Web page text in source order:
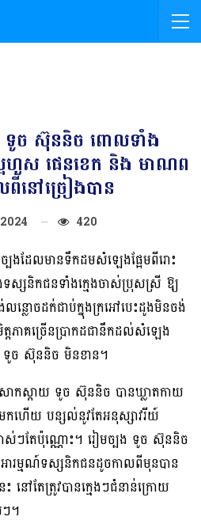
ទូច ស៊ុននិច ពោលទាំង
ហួស ផេនខេក និង មាណព
ពីនៅច្រៀងបាន
2024 420
បងដែលមានទឹកដមសំឡេងផ្អែមពីរោះ
ស្សនិកជនទាំងក្មេងចាស់ប្រុសស្រី ឱ្យ
ន្លោចដក់ជាប់ក្នុងក្រអៅបេះដូងមិនចង់
តភាគច្រើនប្រាកដជានឹកដល់សំឡេង
ទូច ស៊ុននិច មិនខាន។
កស្ដាយ ទូច ស៊ុននិច បានឃ្លាតកាយ
មកហើយ បន្សល់នូវតែអនុស្សាវរីយ៍
ស់ៗតែប៉ុណ្ណោះ។ រៀមច្បង ទូច ស៊ុននិច
ារម្មណ៍ទស្សនិកជនដូចកាលពីមុនបាន
េះ នៅតែត្រូវបានក្មេងៗជំនាន់ក្រោយ
។